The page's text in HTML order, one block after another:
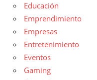
Educación
Emprendimiento
Empresas
Entretenimiento
Eventos
Gaming